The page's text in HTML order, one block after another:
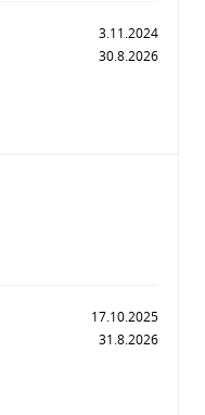
3.11.2024
30.8.2026
17.10.2025
31.8.2026